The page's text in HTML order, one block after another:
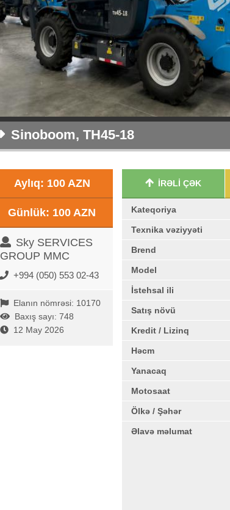
Sinoboom, TH45-18
Aylıq: 100 AZN
Günlük: 100 AZN
Sky SERVICES
GROUP MMC
+994 (050) 553 02-43
Elanın nömrəsi: 10170
Baxış sayı: 748
12 May 2026
İRƏLİ ÇƏK
Kateqoriya
Texnika vəziyyəti
Brend
Model
İstehsal ili
Satış növü
Kredit / Lizinq
Həcm
Yanacaq
Motosaat
Ölkə / Şəhər
Əlavə məlumat